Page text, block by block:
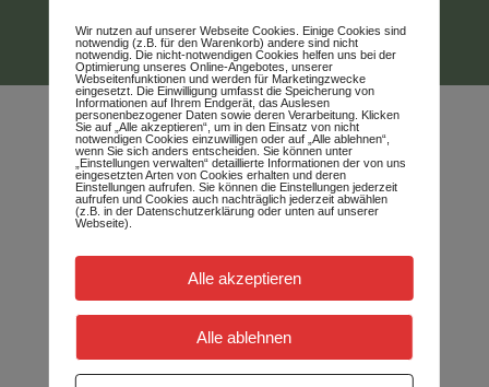
© 2026 - Peggy Schmah
Wir nutzen auf unserer Webseite Cookies. Einige Cookies sind
notwendig (z.B. für den Warenkorb) andere sind nicht
notwendig. Die nicht-notwendigen Cookies helfen uns bei der
Optimierung unseres Online-Angebotes, unserer
Webseitenfunktionen und werden für Marketingzwecke
eingesetzt. Die Einwilligung umfasst die Speicherung von
Informationen auf Ihrem Endgerät, das Auslesen
personenbezogener Daten sowie deren Verarbeitung. Klicken
Sie auf „Alle akzeptieren“, um in den Einsatz von nicht
notwendigen Cookies einzuwilligen oder auf „Alle ablehnen“,
wenn Sie sich anders entscheiden. Sie können unter
„Einstellungen verwalten“ detaillierte Informationen der von uns
eingesetzten Arten von Cookies erhalten und deren
Einstellungen aufrufen. Sie können die Einstellungen jederzeit
aufrufen und Cookies auch nachträglich jederzeit abwählen
(z.B. in der Datenschutzerklärung oder unten auf unserer
Webseite).
Alle akzeptieren
Alle ablehnen